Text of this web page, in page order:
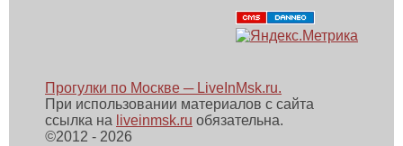
Прогулки по Москве ─ LiveInMsk.ru.
При использовании материалов с сайта
ссылка на liveinmsk.ru обязательна.
©2012 - 2026